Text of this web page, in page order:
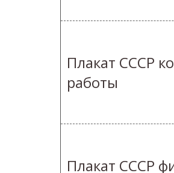
Плакат СССР
работы
Плакат СССР